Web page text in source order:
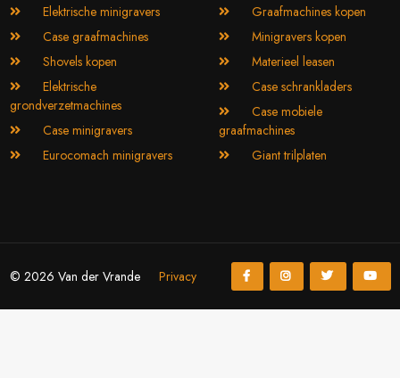
Elektrische minigravers
Case graafmachines
Shovels kopen
Elektrische
grondverzetmachines
Case minigravers
Eurocomach minigravers
Graafmachines kopen
Minigravers kopen
Materieel leasen
Case schrankladers
Case mobiele
graafmachines
Giant trilplaten
© 2026 Van der Vrande Privacy